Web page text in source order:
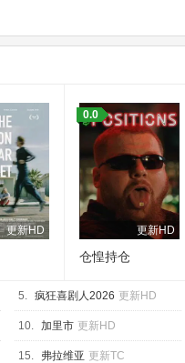
更新HD 更新HD
0.0
仓惶持仓
5. 疯狂喜剧人2026 更新HD
10. 加里市 更新HD
15. 弗拉维亚 更新TC